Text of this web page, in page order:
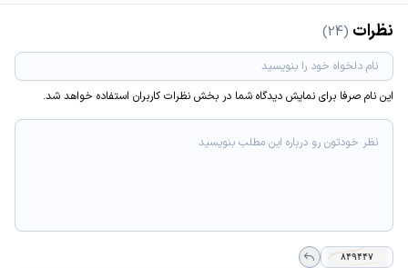
نظرات (24)
این نام صرفا برای نمایش دیدگاه شما در بخش نظرات کاربران استفاده خواهد شد.